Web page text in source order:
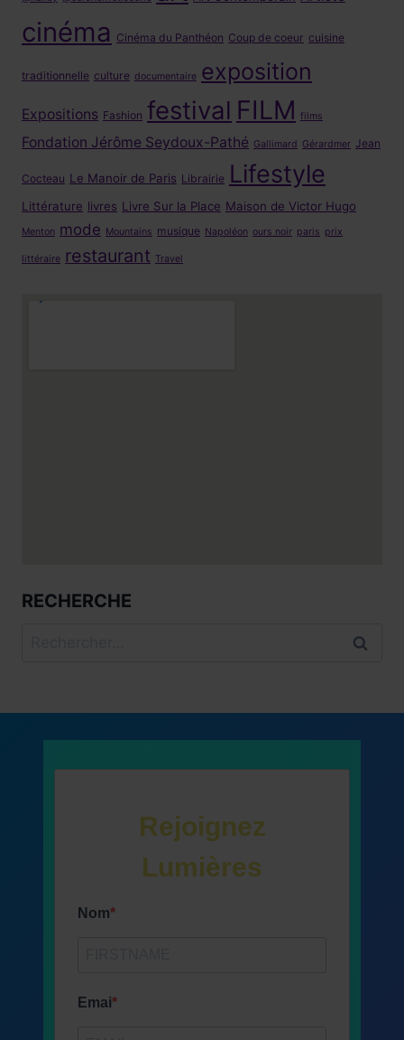
cinéma Cinéma du Panthéon Coup de coeur cuisine
traditionnelle culture documentaire exposition
Expositions Fashion festival FILM films
Fondation Jérôme Seydoux-Pathé Gallimard Gérardmer Jean
Cocteau Le Manoir de Paris Librairie Lifestyle
Littérature livres Livre Sur la Place Maison de Victor Hugo
Menton mode Mountains musique Napoléon ours noir paris prix
littéraire restaurant Travel
RECHERCHE
Rejoignez
Lumières
Nom
Emai